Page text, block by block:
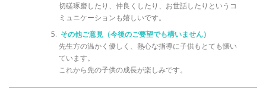
切磋琢磨したり、仲良くしたり、お世話したりというコ
ミュニケーションも嬉しいです。
その他ご意見（今後のご要望でも構いません）
先生方の温かく優しく、熱心な指導に子供もとても懐い
ています。
これから先の子供の成長が楽しみです。